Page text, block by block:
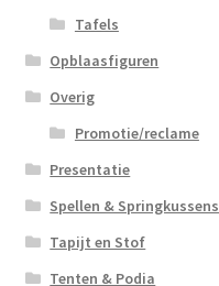
Tafels
Opblaasfiguren
Overig
Promotie/reclame
Presentatie
Spellen & Springkussens
Tapijt en Stof
Tenten & Podia